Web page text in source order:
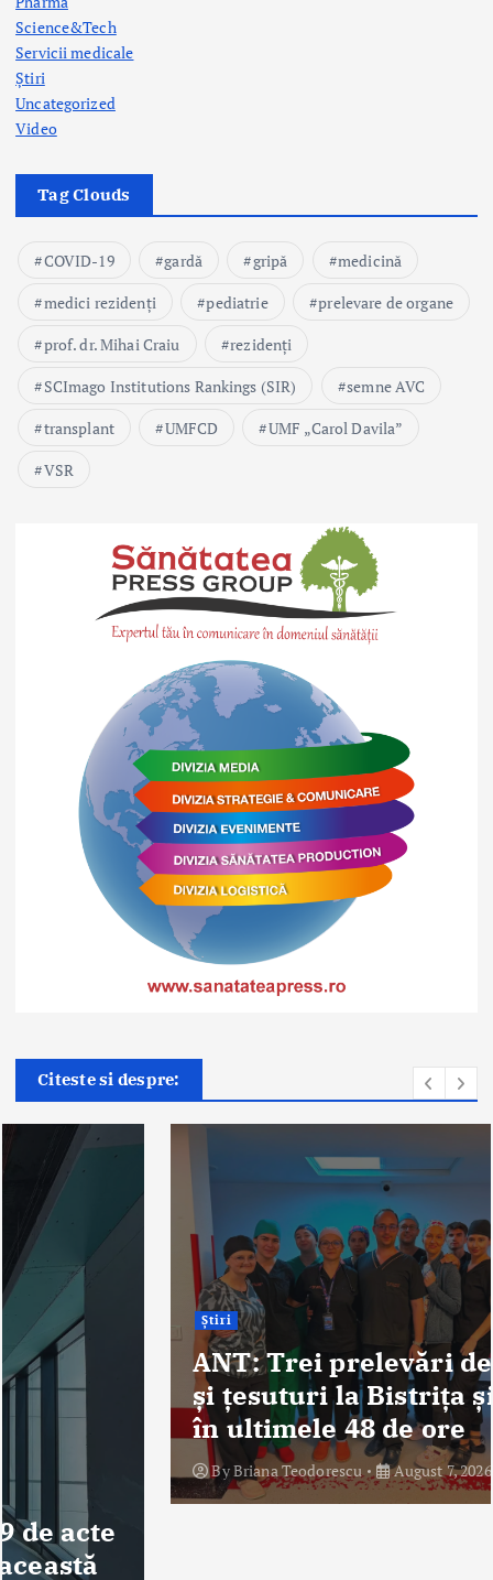
Science&Tech
Servicii medicale
Știri
Uncategorized
Video
Tag Clouds
COVID-19 gardă gripă
medicină
medici rezidenți
pediatrie
prelevare de organe
prof. dr. Mihai Craiu
rezidenți
SCImago Institutions Rankings (SIR)
semne AVC
transplant
UMFCD
UMF „Carol Davila”
VSR
Citeste si despre:
Știri
ANT: Trei prelevări de organe
și țesuturi la Bistrița și Oradea
în ultimele 48 de ore
Briana Teodorescu August 7, 2026 286 views